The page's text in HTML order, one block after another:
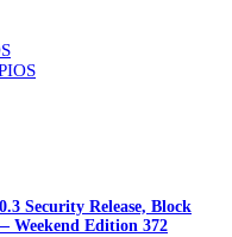
Security Release, Block
Weekend Edition 372